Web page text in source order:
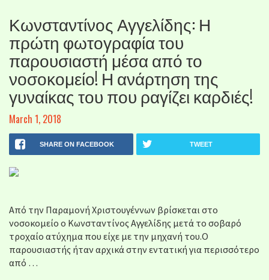
Κωνσταντίνος Αγγελίδης: Η
πρώτη φωτογραφία του
παρουσιαστή μέσα από το
νοσοκομείο! Η ανάρτηση της
γυναίκας του που ραγίζει καρδιές!
March 1, 2018
SHARE ON FACEBOOK TWEET
Από την Παραμονή Χριστουγέννων βρίσκεται στο
νοσοκομείο ο Κωνσταντίνος Αγγελίδης μετά το σοβαρό
τροχαίο ατύχημα που είχε με την μηχανή του.Ο
παρουσιαστής ήταν αρχικά στην εντατική για περισσότερο
από …